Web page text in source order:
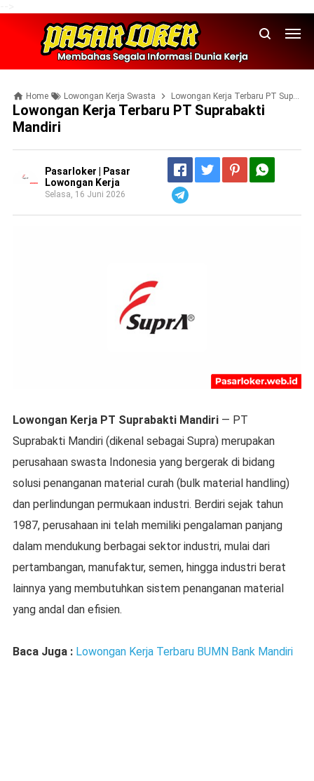
Home Lowongan Kerja Swasta Lowongan Kerja Terbaru PT Suprabakti Mandiri
Lowongan Kerja Terbaru PT Suprabakti
Mandiri
Pasarloker | Pasar
Lowongan Kerja
Selasa, 16 Juni 2026
Lowongan Kerja PT Suprabakti Mandiri — PT
Suprabakti Mandiri (dikenal sebagai Supra) merupakan
perusahaan swasta Indonesia yang bergerak di bidang
solusi penanganan material curah (bulk material handling)
dan perlindungan permukaan industri. Berdiri sejak tahun
1987, perusahaan ini telah memiliki pengalaman panjang
dalam mendukung berbagai sektor industri, mulai dari
pertambangan, manufaktur, semen, hingga industri berat
lainnya yang membutuhkan sistem penanganan material
yang andal dan efisien.
Baca Juga : Lowongan Kerja Terbaru BUMN Bank Mandiri